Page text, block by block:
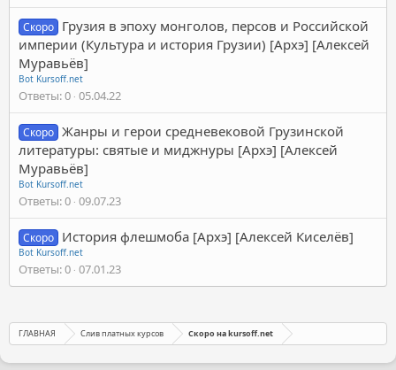
Скоро Грузия в эпоху монголов, персов и Российской
империи (Культура и история Грузии) [Архэ] [Алексей
Муравьёв]
Bot Kursoff.net
Ответы 0 05.04.22
Скоро Жанры и герои средневековой Грузинской
литературы: святые и миджнуры [Архэ] [Алексей
Муравьёв]
Bot Kursoff.net
Ответы 0 09.07.23
Скоро История флешмоба [Архэ] [Алексей Киселёв]
Bot Kursoff.net
Ответы 0 07.01.23
ГЛАВНАЯ Слив платных курсов Скоро на kursoff.net